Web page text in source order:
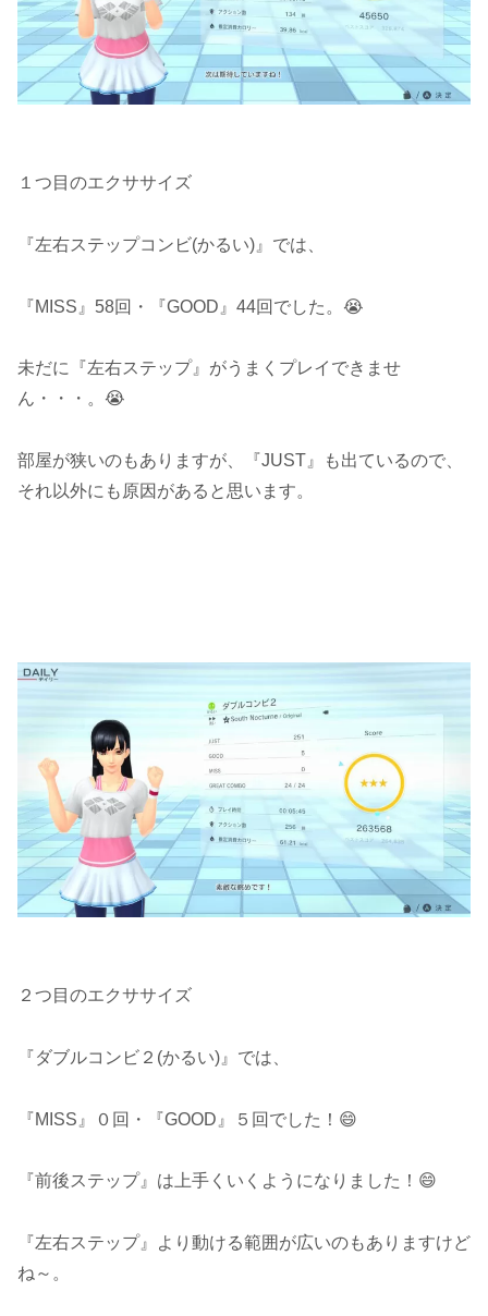
１つ目のエクササイズ
『左右ステップコンビ(かるい)』では、
『MISS』58回・『GOOD』44回でした。😭
未だに『左右ステップ』がうまくプレイできませ
ん・・・。😭
部屋が狭いのもありますが、『JUST』も出ているので、
それ以外にも原因があると思います。
２つ目のエクササイズ
『ダブルコンビ２(かるい)』では、
『MISS』０回・『GOOD』５回でした！😄
『前後ステップ』は上手くいくようになりました！😄
『左右ステップ』より動ける範囲が広いのもありますけど
ね～。